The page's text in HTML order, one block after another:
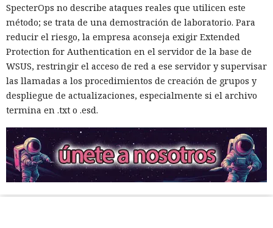
SpecterOps no describe ataques reales que utilicen este
método; se trata de una demostración de laboratorio. Para
reducir el riesgo, la empresa aconseja exigir Extended
Protection for Authentication en el servidor de la base de
WSUS, restringir el acceso de red a ese servidor y supervisar
las llamadas a los procedimientos de creación de grupos y
despliegue de actualizaciones, especialmente si el archivo
termina en .txt o .esd.